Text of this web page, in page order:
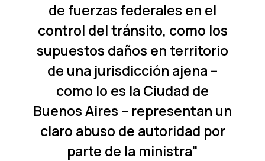
de fuerzas federales en el
control del tránsito, como los
supuestos daños en territorio
de una jurisdicción ajena –
como lo es la Ciudad de
Buenos Aires – representan un
claro abuso de autoridad por
parte de la ministra"